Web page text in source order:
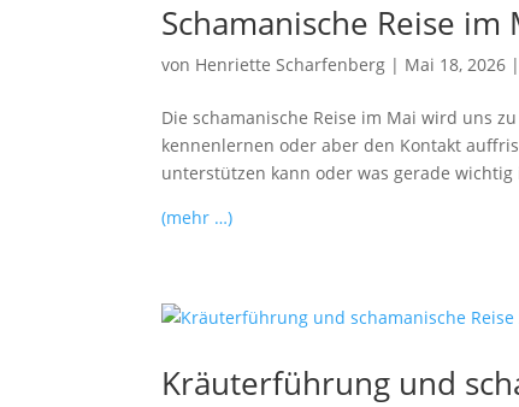
Schamanische Reise im
von Henriette Scharfenberg | Mai 18, 2026 |
Die schamanische Reise im Mai wird uns
kennenlernen oder aber den Kontakt
unterstützen kann oder was gerade wichtig
(mehr …)
Kräuterführung und